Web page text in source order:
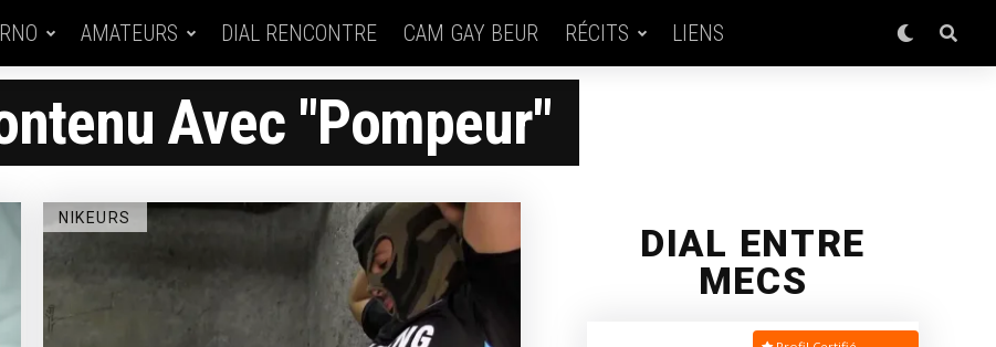
AMATEURS DIAL RENCONTRE CAM GAY BEUR RÉCITS LIENS
Avec "pompeur"
NIKEURS
DIAL ENTRE
MECS